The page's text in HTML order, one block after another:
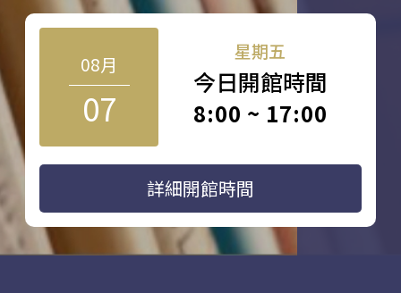
08月
07
星期五
今日開館時間
8:00 ~ 17:00
詳細開館時間